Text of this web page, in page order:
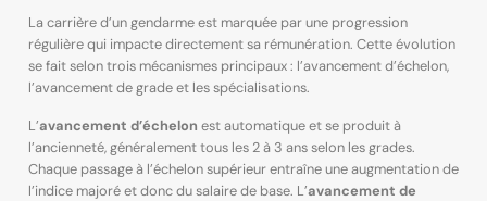
La carrière d’un gendarme est marquée par une progression
régulière qui impacte directement sa rémunération. Cette évolution
se fait selon trois mécanismes principaux : l’avancement d’échelon,
l’avancement de grade et les spécialisations.
L’avancement d’échelon est automatique et se produit à
l’ancienneté, généralement tous les 2 à 3 ans selon les grades.
Chaque passage à l’échelon supérieur entraîne une augmentation de
l’indice majoré et donc du salaire de base. L’avancement de